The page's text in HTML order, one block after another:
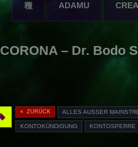
種 ADAMU
CORONA – Dr. Bodo
« ZURÜCK ALLES AUSSER
KONTOKÜNDIGUNG KONTOSPERRE